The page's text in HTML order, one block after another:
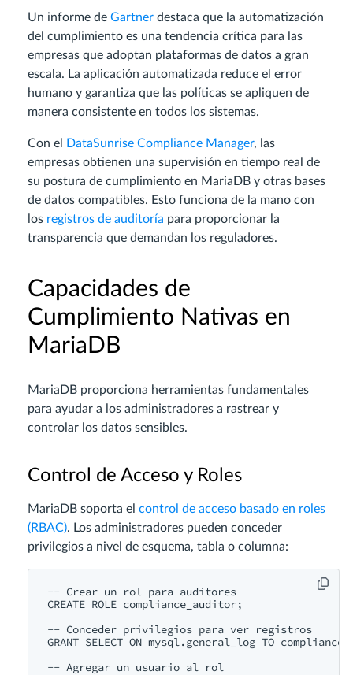
Un informe de Gartner destaca que la automatización
del cumplimiento es una tendencia crítica para las
empresas que adoptan plataformas de datos a gran
escala. La aplicación automatizada reduce el error
humano y garantiza que las políticas se apliquen de
manera consistente en todos los sistemas.
Con el DataSunrise Compliance Manager, las
empresas obtienen una supervisión en tiempo real de
su postura de cumplimiento en MariaDB y otras bases
de datos compatibles. Esto funciona de la mano con
los registros de auditoría para proporcionar la
transparencia que demandan los reguladores.
Capacidades de
Cumplimiento Nativas en
MariaDB
MariaDB proporciona herramientas fundamentales
para ayudar a los administradores a rastrear y
controlar los datos sensibles.
Control de Acceso y Roles
MariaDB soporta el control de acceso basado en roles
(RBAC). Los administradores pueden conceder
privilegios a nivel de esquema, tabla o columna:
-- Crear un rol para auditores
CREATE ROLE compliance_auditor;
-- Conceder privilegios para ver registros
GRANT SELECT ON mysql.general_log TO
-- Agregar un usuario al rol